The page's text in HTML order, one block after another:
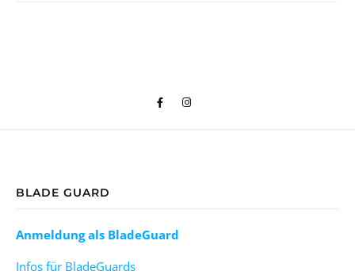
BLADE GUARD
Anmeldung als BladeGuard
Infos für BladeGuards